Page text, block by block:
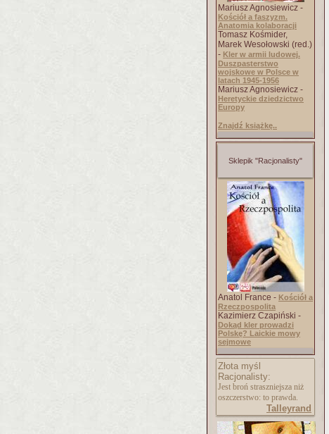
Mariusz Agnosiewicz -
Kościół a faszyzm.
Anatomia kolaboracji
Tomasz Kośmider,
Marek Wesołowski (red.)
- Kler w armii ludowej.
Duszpasterstwo
wojskowe w Polsce w
latach 1945-1956
Mariusz Agnosiewicz -
Heretyckie dziedzictwo
Europy
Znajdź książkę..
Sklepik "Racjonalisty"
Anatol France - Kościół a
Rzeczpospolita
Kazimierz Czapiński -
Dokąd kler prowadzi
Polskę? Laickie mowy
sejmowe
Złota myśl
Racjonalisty:
Jest broń straszniejsza niż
oszczerstwo: to prawda.
Talleyrand